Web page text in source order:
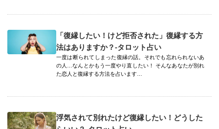
「復縁したい！けど拒否された」復縁する方
法はありますか？-タロット占い
一度は断られてしまった復縁の話。それでも忘れられないあ
の人…なんとかもう一度やり直したい！ そんなあなたが別れ
た恋人と復縁する方法を占います…
浮気されて別れたけど復縁したい！どうした